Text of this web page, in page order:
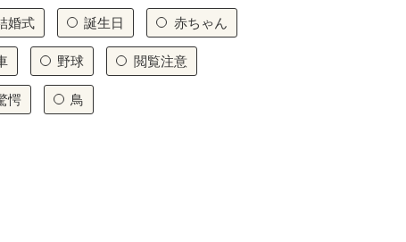
婚式 誕生日 赤ちゃん
野球 閲覧注意
愕 鳥